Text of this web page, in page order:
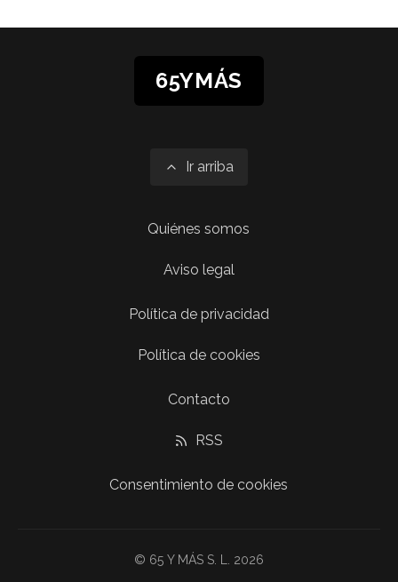
65YMÁS
Ir arriba
Quiénes somos
Aviso legal
Política de privacidad
Política de cookies
Contacto
RSS
Consentimiento de cookies
© 65 Y MÁS S. L. 2026